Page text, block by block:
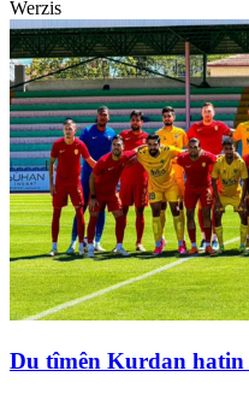
Werzis
Du tîmên Kurdan hatin